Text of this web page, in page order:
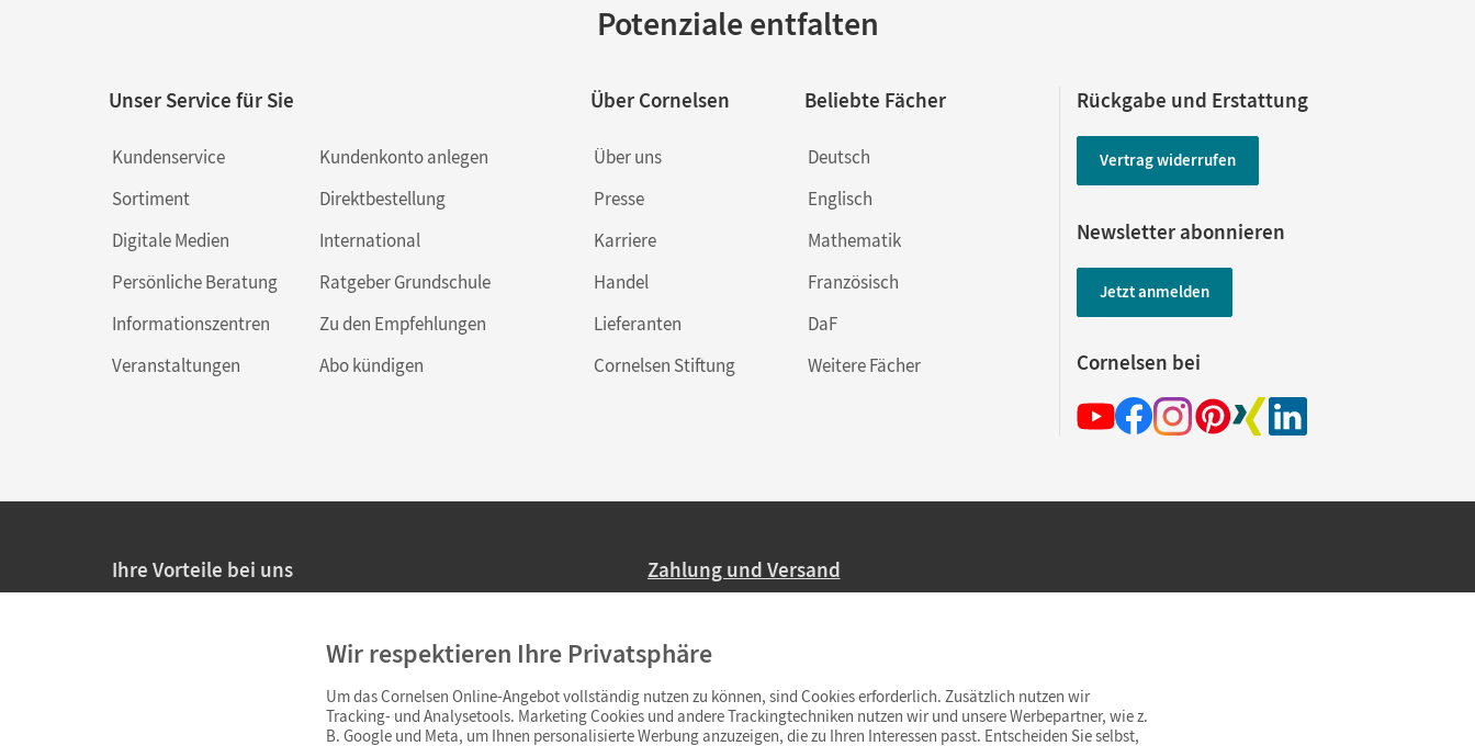
Potenziale entfalten
Unser Service für Sie
Kundenservice
Sortiment
Digitale Medien
Persönliche Beratung
Informationszentren
Veranstaltungen
Kundenkonto anlegen
Direktbestellung
International
Ratgeber Grundschule
Zu den Empfehlungen
Abo kündigen
Über Cornelsen
Über uns
Presse
Karriere
Handel
Lieferanten
Cornelsen Stiftung
Beliebte Fächer
Deutsch
Englisch
Mathematik
Französisch
DaF
Weitere Fächer
Rückgabe und Erstattung
Vertrag widerrufen
Newsletter abonnieren
Jetzt anmelden
Cornelsen bei
Ihre Vorteile bei uns
Persönliche Angebote für Lehrkräfte
Sicheres Einkaufen mit SSL-Verschlüsselung
Zahlung und Versand
Ab 59,– EUR Bestellwert liefern wir versandkostenfrei innerhalb Deutschlands
(Lieferung in 3–6 Tagen).
Wir respektieren Ihre Privatsphäre
Um das Cornelsen Online-Angebot vollständig nutzen zu können, sind Cookies erforderlich. Zusätzlich nutzen wir
Tracking- und Analysetools. Marketing Cookies und andere Trackingtechniken nutzen wir und unsere Werbepartner, wie z.
B. Google und Meta, um Ihnen personalisierte Werbung anzuzeigen, die zu Ihren Interessen passt. Entscheiden Sie selbst,